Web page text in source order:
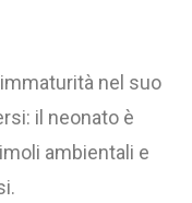
nel suo
il neonato è
ambientali e